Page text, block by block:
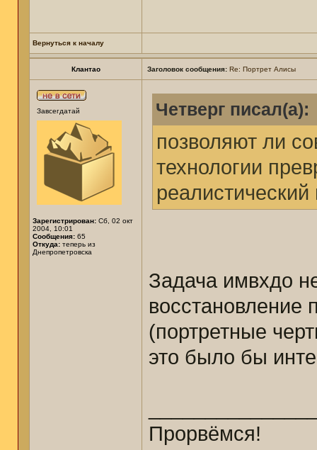
Вернуться к началу
Клантао Заголовок сообщения: Re: Портрет Алисы
Завсегдатай
Зарегистрирован: Сб, 02 окт
2004, 10:01
Сообщения: 65
Откуда: теперь из
Днепропетровска
Четверг писал(а):
позволяют ли
технологии
реалистический
Задача имвхдо
восстановление
(портретные
это было бы
Прорвёмся!